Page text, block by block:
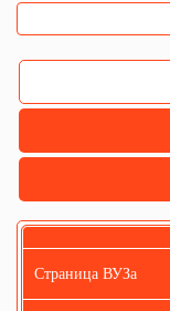
Страница ВУЗа